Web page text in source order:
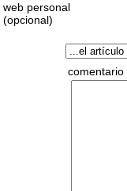
web personal
(opcional)
comentario